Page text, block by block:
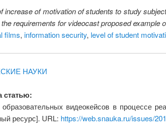
increase of motivation of students to study
requirements for videocast proposed
films, information security, level of student
НАУКИ
статью:
видеокейсов в процессе
ресурс]. URL: https://web.snauka.ru/issues/